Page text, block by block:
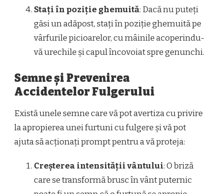
Stați în poziție ghemuită: Dacă nu puteți
găsi un adăpost, stați în poziție ghemuită pe
vârfurile picioarelor, cu mâinile acoperindu-
vă urechile și capul încovoiat spre genunchi.
Semne și Prevenirea
Accidentelor Fulgerului
Există unele semne care vă pot avertiza cu privire
la apropierea unei furtuni cu fulgere și vă pot
ajuta să acționați prompt pentru a vă proteja:
Creșterea intensității vântului: O briză
care se transformă brusc în vânt puternic